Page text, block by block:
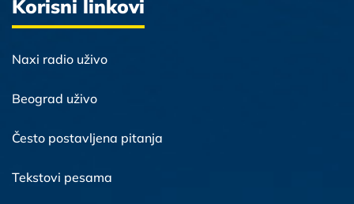
Korisni linkovi
Naxi radio uživo
Beograd uživo
Često postavljena pitanja
Tekstovi pesama